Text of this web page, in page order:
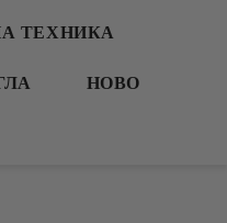
ТЕХНИКА
НОВО